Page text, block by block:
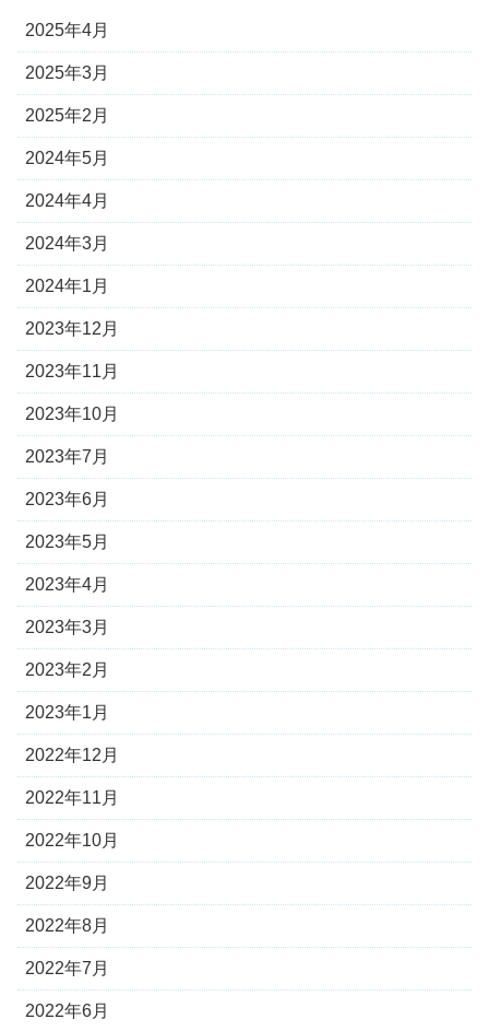
2025年4月
2025年3月
2025年2月
2024年5月
2024年4月
2024年3月
2024年1月
2023年12月
2023年11月
2023年10月
2023年7月
2023年6月
2023年5月
2023年4月
2023年3月
2023年2月
2023年1月
2022年12月
2022年11月
2022年10月
2022年9月
2022年8月
2022年7月
2022年6月